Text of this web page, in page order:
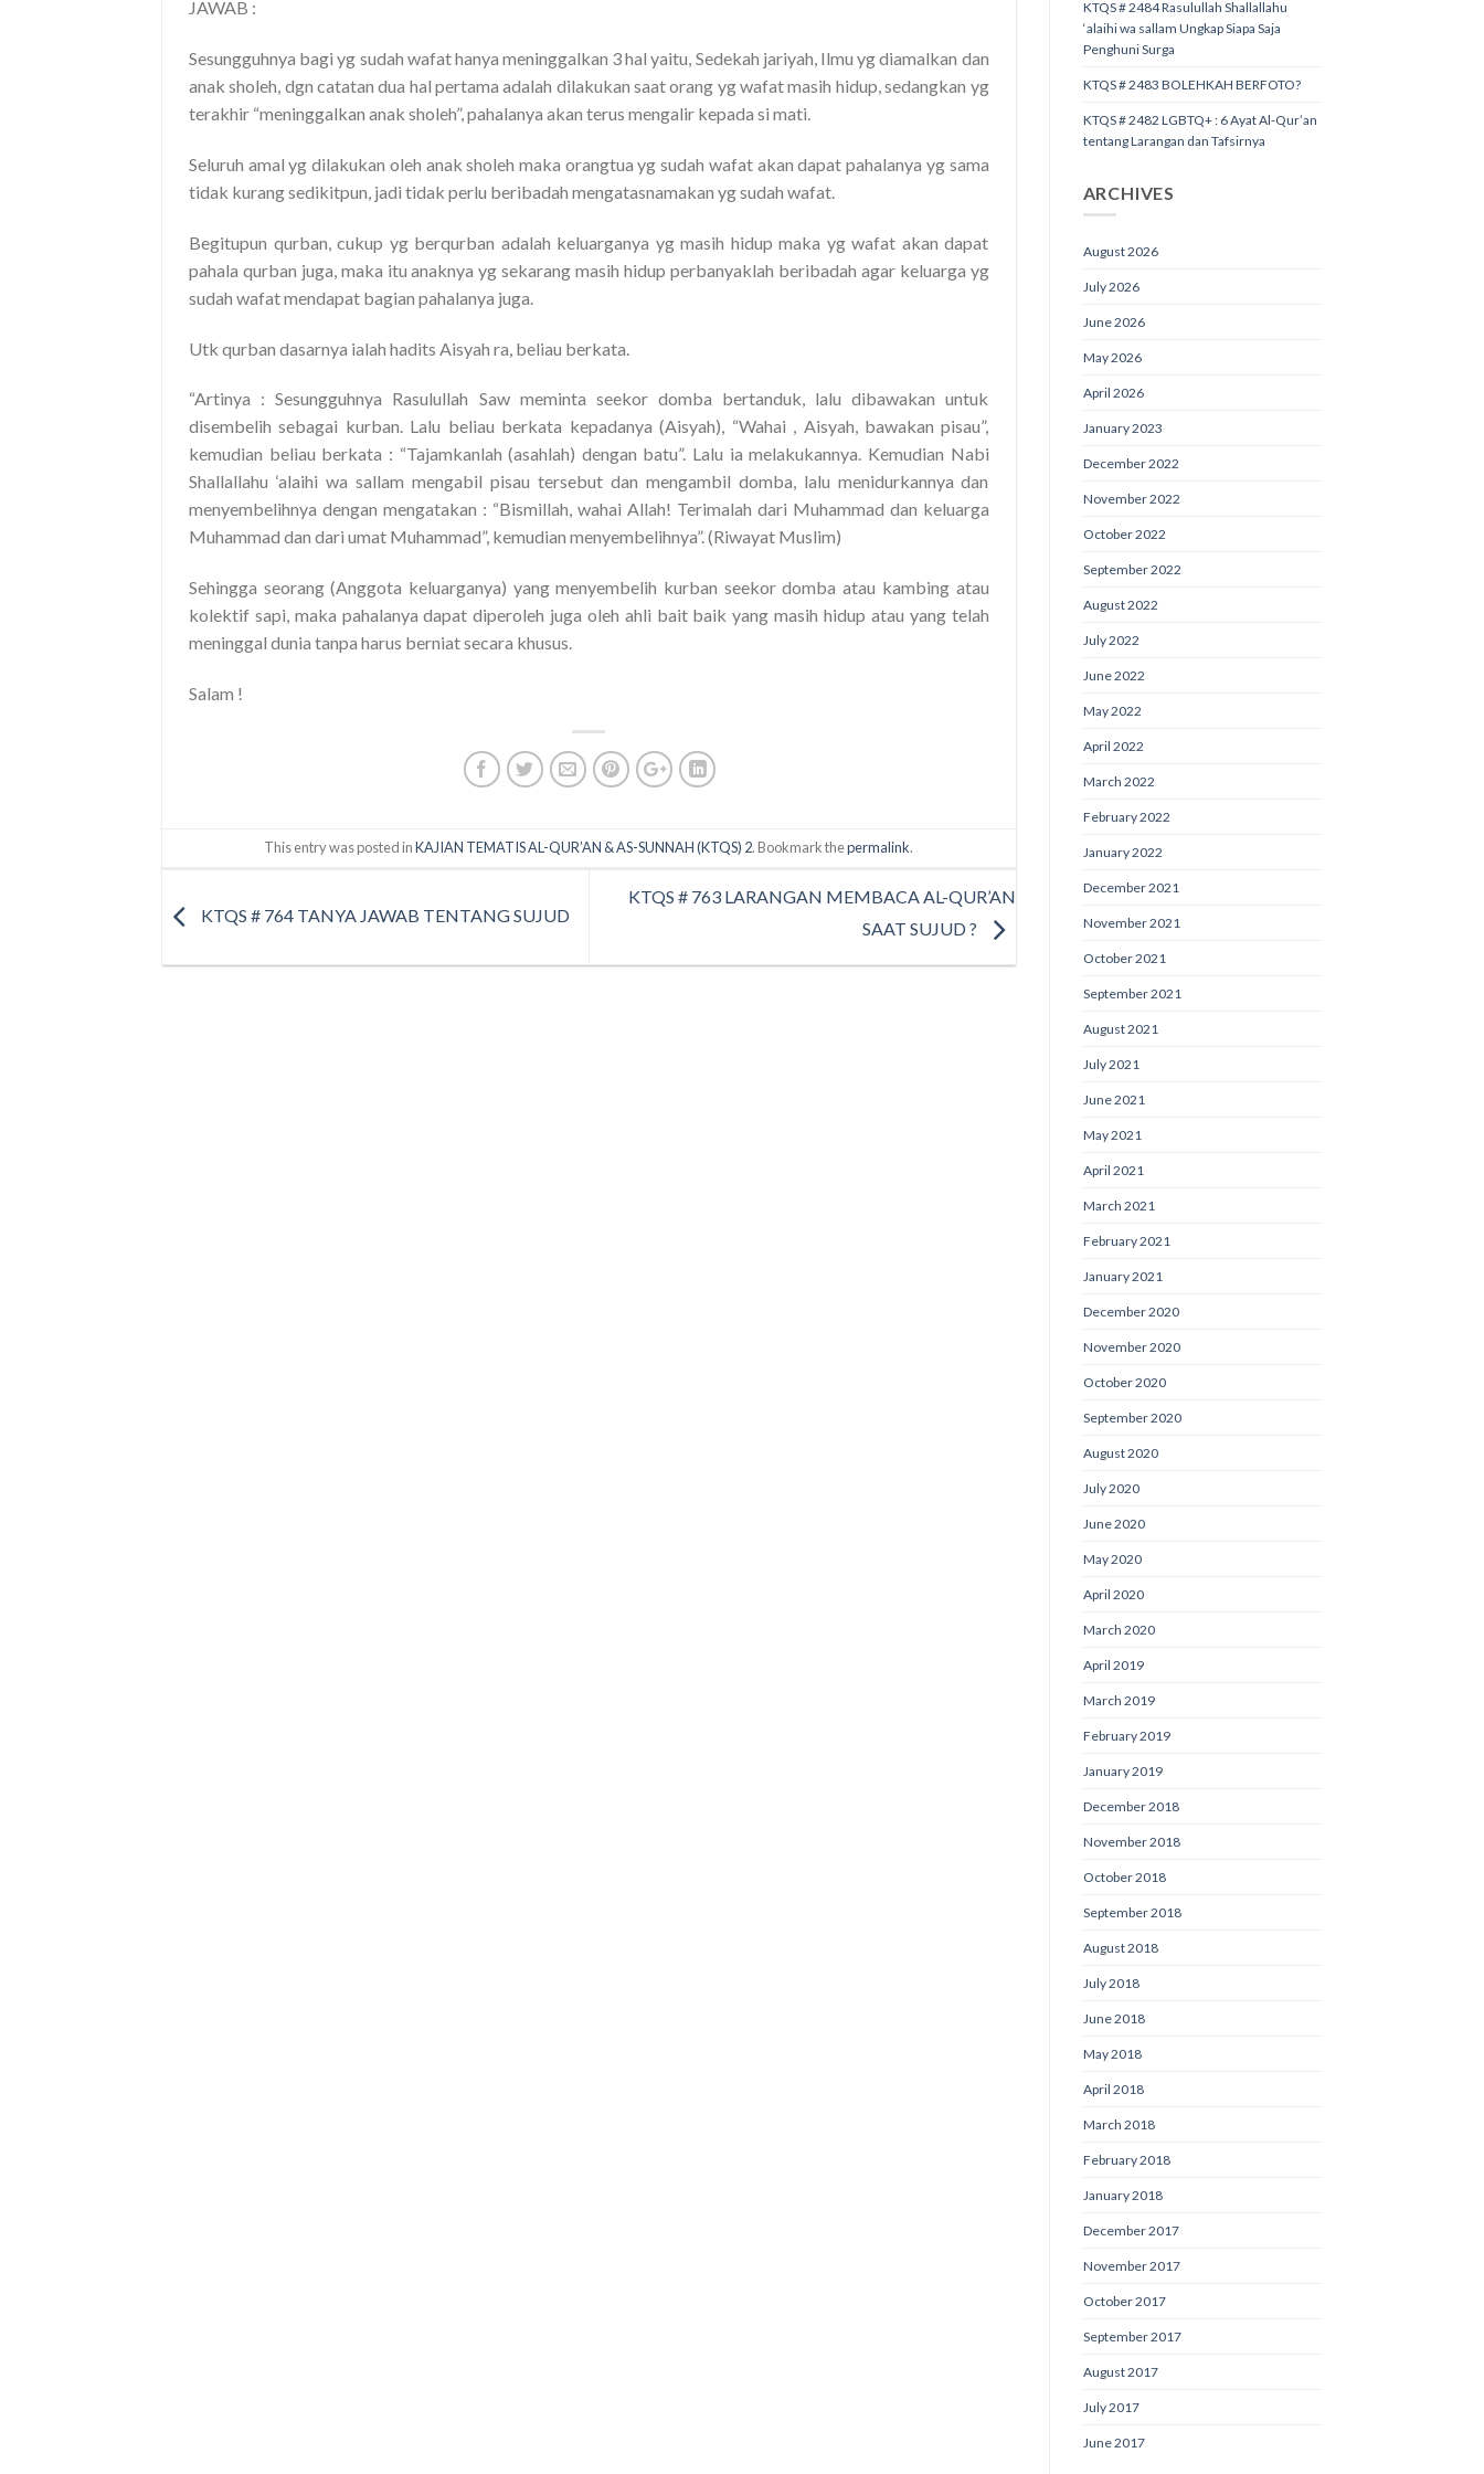
JAWAB :
Sesungguhnya bagi yg sudah wafat hanya meninggalkan 3 hal yaitu, Sedekah jariyah, Ilmu yg diamalkan dan
anak sholeh, dgn catatan dua hal pertama adalah dilakukan saat orang yg wafat masih hidup, sedangkan yg
terakhir “meninggalkan anak sholeh”, pahalanya akan terus mengalir kepada si mati.
Seluruh amal yg dilakukan oleh anak sholeh maka orangtua yg sudah wafat akan dapat pahalanya yg sama
tidak kurang sedikitpun, jadi tidak perlu beribadah mengatasnamakan yg sudah wafat.
Begitupun qurban, cukup yg berqurban adalah keluarganya yg masih hidup maka yg wafat akan dapat
pahala qurban juga, maka itu anaknya yg sekarang masih hidup perbanyaklah beribadah agar keluarga yg
sudah wafat mendapat bagian pahalanya juga.
Utk qurban dasarnya ialah hadits Aisyah ra, beliau berkata.
“Artinya : Sesungguhnya Rasulullah Saw meminta seekor domba bertanduk, lalu dibawakan untuk
disembelih sebagai kurban. Lalu beliau berkata kepadanya (Aisyah), “Wahai , Aisyah, bawakan pisau”,
kemudian beliau berkata : “Tajamkanlah (asahlah) dengan batu”. Lalu ia melakukannya. Kemudian Nabi
Shallallahu ‘alaihi wa sallam mengabil pisau tersebut dan mengambil domba, lalu menidurkannya dan
menyembelihnya dengan mengatakan : “Bismillah, wahai Allah! Terimalah dari Muhammad dan keluarga
Muhammad dan dari umat Muhammad”, kemudian menyembelihnya”. (Riwayat Muslim)
Sehingga seorang (Anggota keluarganya) yang menyembelih kurban seekor domba atau kambing atau
kolektif sapi, maka pahalanya dapat diperoleh juga oleh ahli bait baik yang masih hidup atau yang telah
meninggal dunia tanpa harus berniat secara khusus.
Salam !
This entry was posted inKAJIAN TEMATIS AL-QUR’AN & AS-SUNNAH (KTQS) 2. Bookmark thepermalink.
KTQS # 764 TANYA JAWAB TENTANG SUJUD
KTQS # 763 LARANGAN MEMBACA AL-QUR’AN
SAAT SUJUD ?
KTQS # 2484 Rasulullah Shallallahu
‘alaihi wa sallam Ungkap Siapa Saja
Penghuni Surga
KTQS # 2483 BOLEHKAH BERFOTO?
KTQS # 2482 LGBTQ+ : 6 Ayat Al-Qur’an
tentang Larangan dan Tafsirnya
ARCHIVES
August 2026
July 2026
June 2026
May 2026
April 2026
January 2023
December 2022
November 2022
October 2022
September 2022
August 2022
July 2022
June 2022
May 2022
April 2022
March 2022
February 2022
January 2022
December 2021
November 2021
October 2021
September 2021
August 2021
July 2021
June 2021
May 2021
April 2021
March 2021
February 2021
January 2021
December 2020
November 2020
October 2020
September 2020
August 2020
July 2020
June 2020
May 2020
April 2020
March 2020
April 2019
March 2019
February 2019
January 2019
December 2018
November 2018
October 2018
September 2018
August 2018
July 2018
June 2018
May 2018
April 2018
March 2018
February 2018
January 2018
December 2017
November 2017
October 2017
September 2017
August 2017
July 2017
June 2017